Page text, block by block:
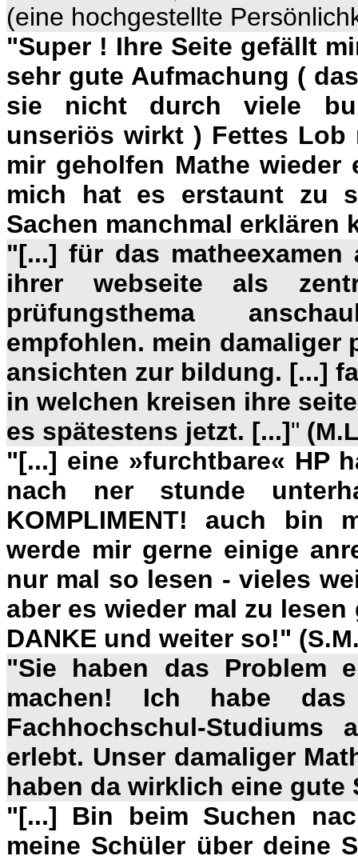
(eine hochgestellte
"Super ! Ihre Seite gefällt
sehr gute Aufmachung (
sie nicht durch viele
unseriös wirkt ) Fettes
mir geholfen Mathe
mich hat es erstaunt zu
Sachen manchmal erklären
"[...] für das
ihrer webseite als
prüfungsthema
empfohlen. mein
ansichten zur bildung. [...]
in welchen kreisen ihre
es spätestens jetzt. [...]" (
"[...] eine »furchtbare« HP
nach ner stunde
KOMPLIMENT! auch bin
werde mir gerne einige
nur mal so lesen - vieles
aber es wieder mal zu
DANKE und weiter so!" (
"Sie haben das Problem
machen! Ich habe
Fachhochschul-
erlebt. Unser damaliger
haben da wirklich eine gute
"[...] Bin beim Suchen
meine Schüler über deine